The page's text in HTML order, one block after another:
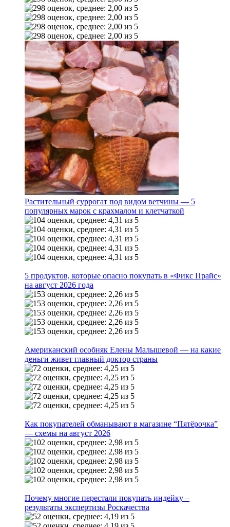
Растительный суррогат под видом ветчины — 5
популярных марок с крахмалом и клетчаткой
5 продуктов, которые опасно покупать в «Фикс Прайс»
на август 2026 года
Американский особняк Елены Малышевой — на какие
деньги живет главный доктор страны
Как покупателей обманывают в магазине “Пятёрочка”
— схемы на август 2026
Почему многие перестали покупать индейку –
результаты экспертизы Роскачества